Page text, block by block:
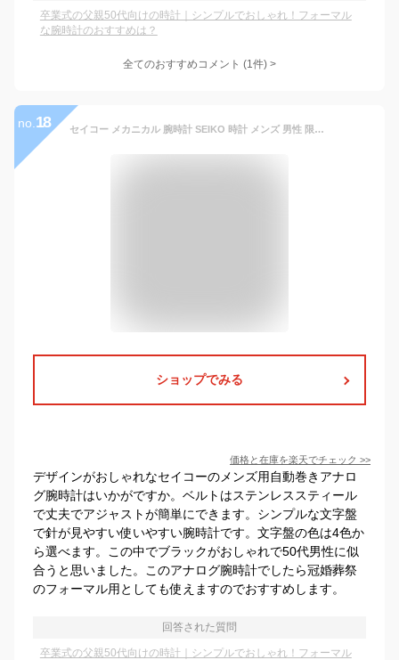
卒業式の父親50代向けの時計｜シンプルでおしゃれ！フォーマル
な腕時計のおすすめは？
全てのおすすめコメント (1件) >
no. 18 セイコー メカニカル 腕時計 SEIKO 時計 メンズ 男性 限定 モデル 機械式 オートマ 自動巻き 裏 スケルトン 自動巻 ブランド 仕事 ビジネス フォーマル スーツ ワイシャツ 記念日 誕生日 プレゼント 日付 曜日 文字盤 青 シンプル 高級 感
ショップでみる
価格と在庫を楽天でチェック >>
デザインがおしゃれなセイコーのメンズ用自動巻きアナロ
グ腕時計はいかがですか。ベルトはステンレススティール
で丈夫でアジャストが簡単にできます。シンプルな文字盤
で針が見やすい使いやすい腕時計です。文字盤の色は4色か
ら選べます。この中でブラックがおしゃれで50代男性に似
合うと思いました。このアナログ腕時計でしたら冠婚葬祭
のフォーマル用としても使えますのでおすすめします。
回答された質問
卒業式の父親50代向けの時計｜シンプルでおしゃれ！フォーマル